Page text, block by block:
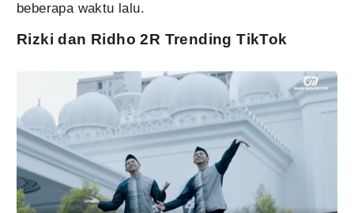
beberapa waktu lalu.
Rizki dan Ridho 2R Trending TikTok